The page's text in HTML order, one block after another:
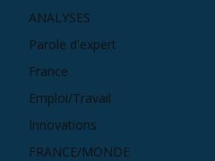
ANALYSES
Parole d'expert
France
Emploi/Travail
Innovations
FRANCE/MONDE